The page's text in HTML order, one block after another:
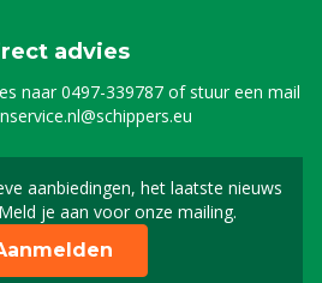
advies
naar0497-339787of stuur een mail
aanbiedingen, het laatste nieuws
je aan voor onze mailing.
Schrijf je in voor onze